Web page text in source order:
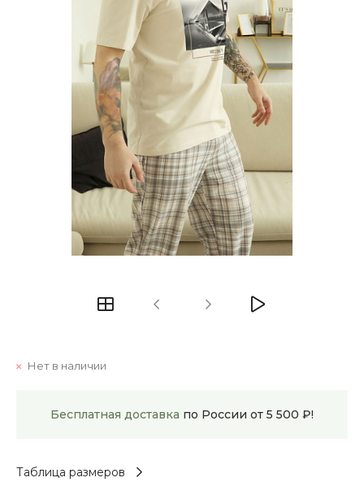
Нет в наличии
Бесплатная доставка по России от 5 500 ₽!
Таблица размеров